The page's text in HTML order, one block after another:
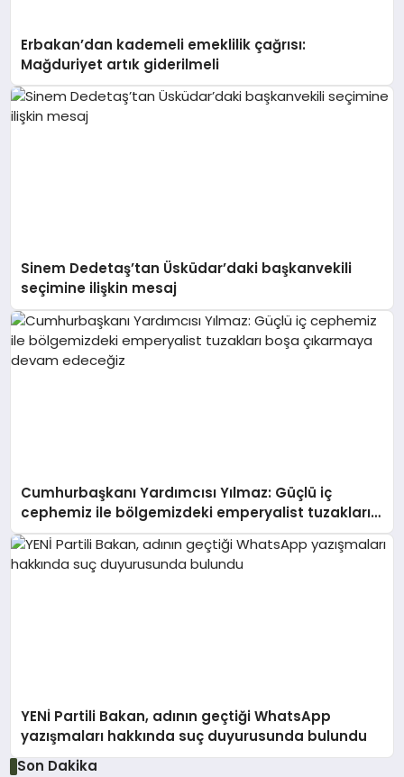
Erbakan’dan kademeli emeklilik çağrısı:
Mağduriyet artık giderilmeli
Sinem Dedetaş’tan Üsküdar’daki başkanvekili
seçimine ilişkin mesaj
Cumhurbaşkanı Yardımcısı Yılmaz: Güçlü iç
cephemiz ile bölgemizdeki emperyalist tuzakları
boşa çıkarmaya devam edeceğiz
YENİ Partili Bakan, adının geçtiği WhatsApp
yazışmaları hakkında suç duyurusunda bulundu
Son Dakika